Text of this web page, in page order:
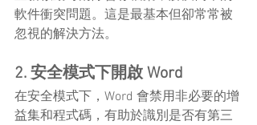
軟件衝突問題。這是最基本但卻常常被
忽視的解決方法。
2. 安全模式下開啟 Word
在安全模式下，Word 會禁用非必要的增
益集和程式碼，有助於識別是否有第三